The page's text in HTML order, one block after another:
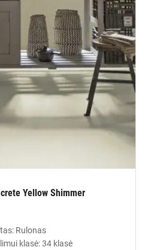
Yellow Shimmer
Rulonas
klasė: 34 klasė